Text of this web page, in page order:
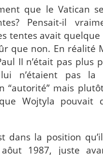
que le Vatican
Pensait-il
tentes avait quelque
que non. En réalité
II n’était pas plus
n’étaient pas
“autorité” mais
Wojtyla pouvait
dans la position
1987, juste